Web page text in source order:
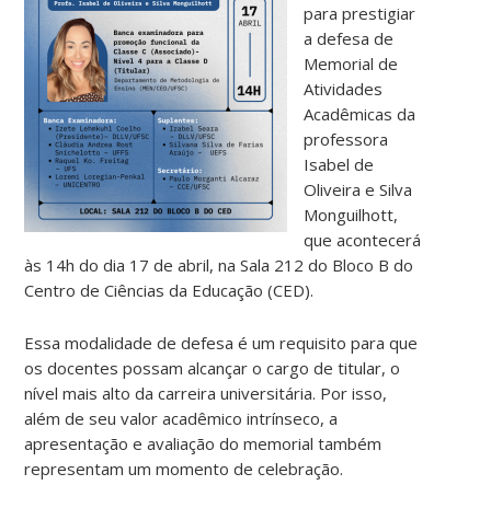
para prestigiar
a defesa de
Memorial de
Atividades
Acadêmicas da
professora
Isabel de
Oliveira e Silva
Monguilhott,
que acontecerá
às 14h do dia 17 de abril, na Sala 212 do Bloco B do
Centro de Ciências da Educação (CED).
Essa modalidade de defesa é um requisito para que
os docentes possam alcançar o cargo de titular, o
nível mais alto da carreira universitária. Por isso,
além de seu valor acadêmico intrínseco, a
apresentação e avaliação do memorial também
representam um momento de celebração.